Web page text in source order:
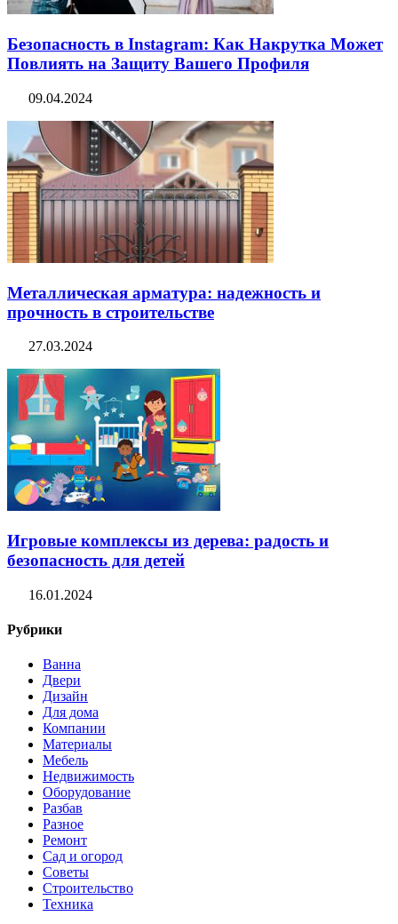
Безопасность в Instagram: Как Накрутка Может
Повлиять на Защиту Вашего Профиля
09.04.2024
Металлическая арматура: надежность и
прочность в строительстве
27.03.2024
Игровые комплексы из дерева: радость и
безопасность для детей
16.01.2024
Рубрики
Ванна
Двери
Дизайн
Для дома
Компании
Материалы
Мебель
Недвижимость
Оборудование
Разбав
Разное
Ремонт
Сад и огород
Советы
Строительство
Техника